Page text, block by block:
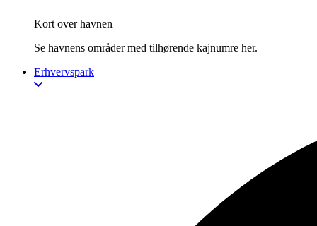
Kort over havnen
Se havnens områder med tilhørende kajnumre her.
Erhvervspark